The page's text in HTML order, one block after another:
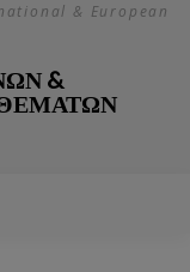
& European
&